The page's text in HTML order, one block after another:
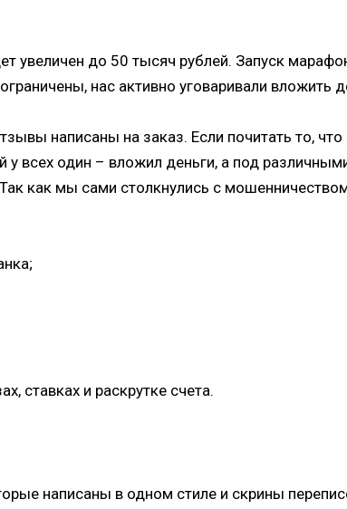
до 50 тысяч рублей. Запуск
нас активно уговаривали вложить
написаны на заказ. Если почитать то,
всех один – вложил деньги, а под
как мы сами столкнулись с
ставках и раскрутке счета.
написаны в одном стиле и скрины